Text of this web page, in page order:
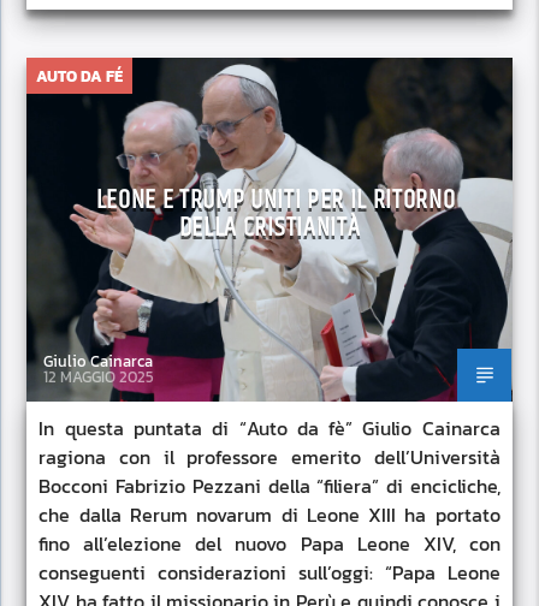
AUTO DA FÉ
LEONE E TRUMP UNITI PER IL RITORNO
DELLA CRISTIANITÀ
Giulio Cainarca
12 MAGGIO 2025
In questa puntata di “Auto da fè” Giulio Cainarca
ragiona con il professore emerito dell’Università
Bocconi Fabrizio Pezzani della “filiera” di encicliche,
che dalla Rerum novarum di Leone XIII ha portato
fino all’elezione del nuovo Papa Leone XIV, con
conseguenti considerazioni sull’oggi: “Papa Leone